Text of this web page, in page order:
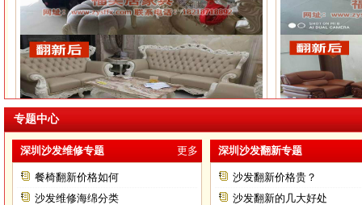
欧式沙发翻新
专题中心
深圳沙发维修专题 更多
餐椅翻新价格如何
沙发维修海绵分类
深圳沙发翻新专题
沙发翻新价格贵？
沙发翻新的几大好处